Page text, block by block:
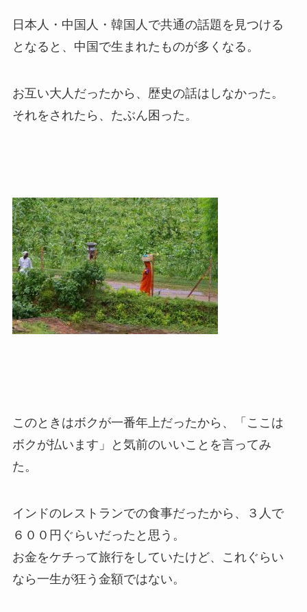
日本人・中国人・韓国人で共通の話題を見つける
となると、中国で生まれたものが多くなる。
お互い大人だったから、歴史の話はしなかった。
それをされたら、たぶん困った。
このときはボクが一番年上だったから、「ここは
ボクが払います」と気前のいいことを言ってみ
た。
インドのレストランでの食事だったから、３人で
６００円ぐらいだったと思う。
お金をケチって旅行をしていたけど、これぐらい
なら一生が狂う金額ではない。